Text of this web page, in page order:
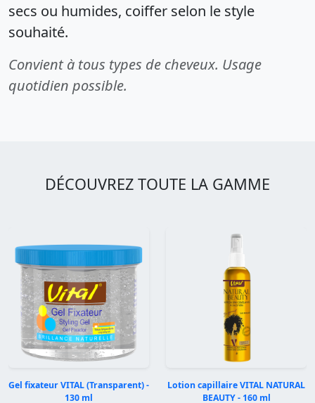
secs ou humides, coiffer selon le style
souhaité.
Convient à tous types de cheveux. Usage
quotidien possible.
DÉCOUVREZ TOUTE LA GAMME
Gel fixateur VITAL (Transparent) -
130 ml
Lotion capillaire VITAL NATURAL
BEAUTY - 160 ml